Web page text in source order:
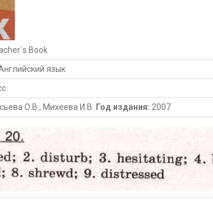
Book
язык
О.В., Михеева И.В. Год издания: 2007